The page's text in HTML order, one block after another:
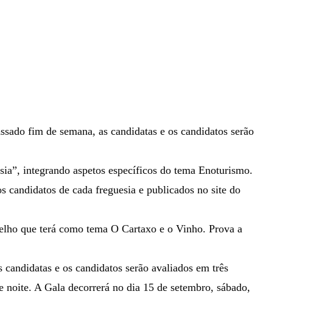
fim de semana, as candidatas e os candidatos serão
integrando aspetos específicos do tema Enoturismo.
candidatos de cada freguesia e publicados no site do
que terá como tema O Cartaxo e o Vinho. Prova a
e os candidatos serão avaliados em três
A Gala decorrerá no dia 15 de setembro, sábado,